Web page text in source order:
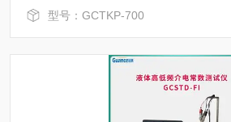
型号：GCTKP-700